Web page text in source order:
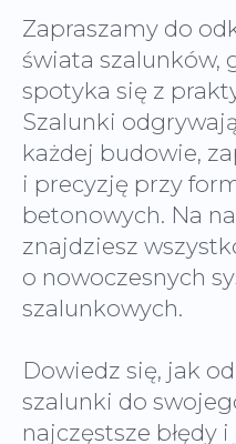
Zapraszamy do
świata szalunków,
spotyka się z
Szalunki
każdej budowie,
i precyzję przy
betonowych. Na
znajdziesz
o nowoczesnych
szalunkowych.
Dowiedz się, jak
szalunki do
najczęstsze błędy